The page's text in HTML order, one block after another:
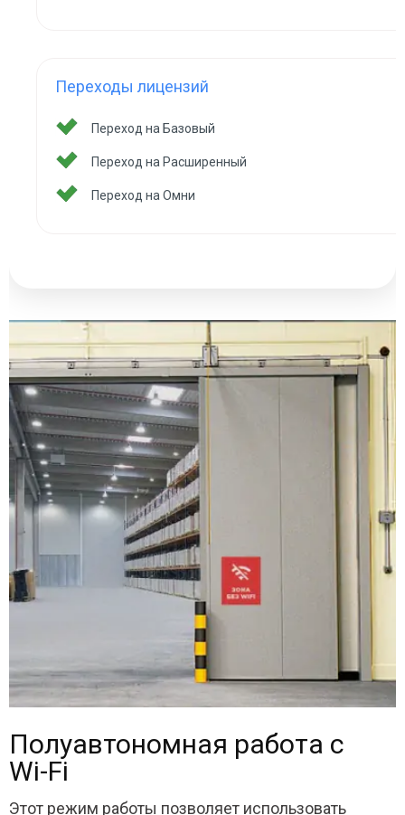
Переходы лицензий
Переход на Базовый
Переход на Расширенный
Переход на Омни
Полуавтономная работа с
Wi-Fi
Этот режим работы позволяет использовать